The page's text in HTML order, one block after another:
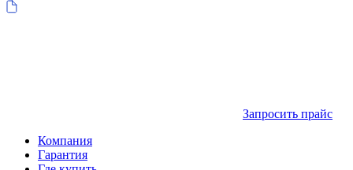
Запросить прайс
Компания
Гарантия